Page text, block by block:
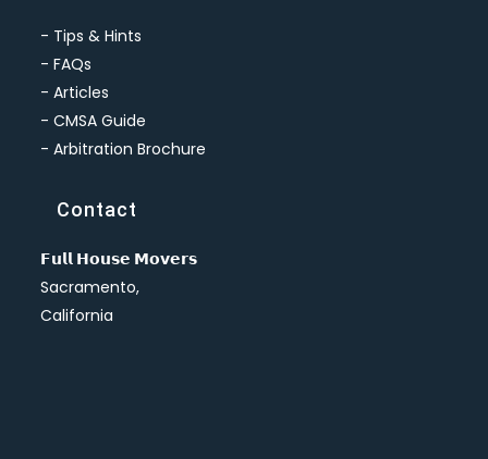
- Tips & Hints
-FAQs
-Articles
-CMSA Guide
-Arbitration Brochure
Contact
𝗙𝘂𝗹𝗹 𝗛𝗼𝘂𝘀𝗲 𝗠𝗼𝘃𝗲𝗿𝘀
Sacramento,
California